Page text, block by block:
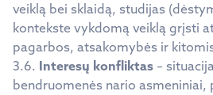
veiklą bei sklaidą, studijas
kontekste vykdomą veiklą grįsti
pagarbos, atsakomybės ir
3.6. Interesų konfliktas –
bendruomenės nario asmeniniai,